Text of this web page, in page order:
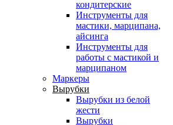
кондитерские
Инструменты для
мастики, марципана,
айсинга
Инструменты для
работы с мастикой и
марципаном
Маркеры
Вырубки
Вырубки из белой
жести
Вырубки